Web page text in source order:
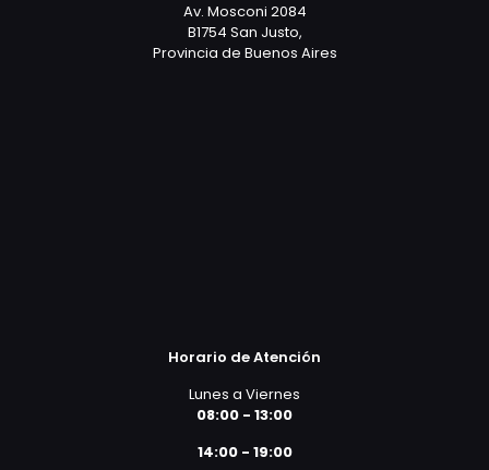
Av. Mosconi 2084
B1754 San Justo,
Provincia de Buenos Aires
Horario de Atención
Lunes a Viernes
08:00 - 13:00
14:00 - 19:00